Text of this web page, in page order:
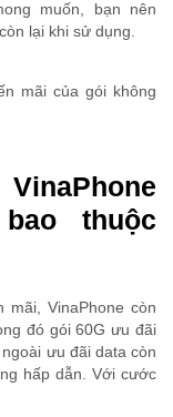
muốn, bạn nên
lại khi sử dụng.
mãi của gói không
thuộc
mãi, VinaPhone còn
đó gói 60G ưu đãi
ưu đãi data còn
hấp dẫn. Với cước